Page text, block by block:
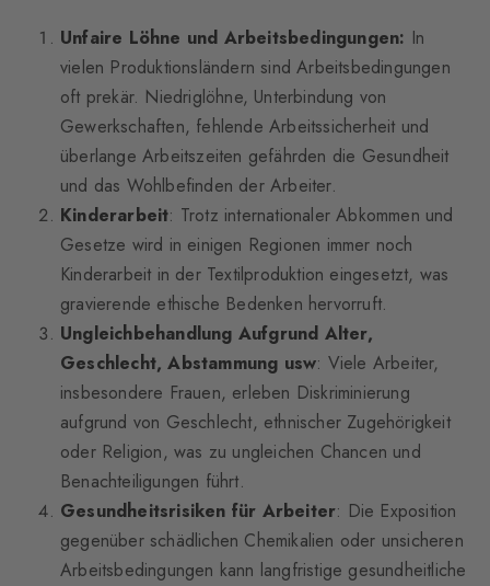
Unfaire Löhne und Arbeitsbedingungen: In
vielen Produktionsländern sind Arbeitsbedingungen
oft prekär. Niedriglöhne, Unterbindung von
Gewerkschaften, fehlende Arbeitssicherheit und
überlange Arbeitszeiten gefährden die Gesundheit
und das Wohlbefinden der Arbeiter.
Kinderarbeit: Trotz internationaler Abkommen und
Gesetze wird in einigen Regionen immer noch
Kinderarbeit in der Textilproduktion eingesetzt, was
gravierende ethische Bedenken hervorruft.
Ungleichbehandlung Aufgrund Alter,
Geschlecht, Abstammung usw: Viele Arbeiter,
insbesondere Frauen, erleben Diskriminierung
aufgrund von Geschlecht, ethnischer Zugehörigkeit
oder Religion, was zu ungleichen Chancen und
Benachteiligungen führt.
Gesundheitsrisiken für Arbeiter: Die Exposition
gegenüber schädlichen Chemikalien oder unsicheren
Arbeitsbedingungen kann langfristige gesundheitliche